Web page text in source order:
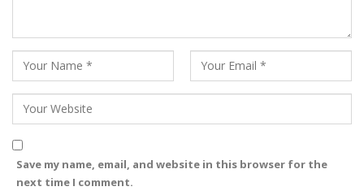
Save my name, email, and website in this browser for the
next time I comment.